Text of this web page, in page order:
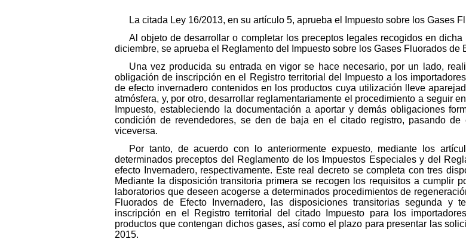
La citada Ley 16/2013, en su artículo 5, aprueba el Impuesto sobre los Gases
Al objeto de desarrollar o completar los preceptos legales recogidos en
diciembre, se aprueba el Reglamento del Impuesto sobre los Gases Fluorados de
Una vez producida su entrada en vigor se hace necesario, por un lado,
obligación de inscripción en el Registro territorial del Impuesto a los
de efecto invernadero contenidos en los productos cuya utilización lleve
atmósfera, y, por otro, desarrollar reglamentariamente el procedimiento a seguir
Impuesto, estableciendo la documentación a aportar y demás obligaciones
condición de revendedores, se den de baja en el citado registro, pasando
viceversa.
Por tanto, de acuerdo con lo anteriormente expuesto, mediante los
determinados preceptos del Reglamento de los Impuestos Especiales y del
efecto Invernadero, respectivamente. Este real decreto se completa con tres
Mediante la disposición transitoria primera se recogen los requisitos a cumplir
laboratorios que deseen acogerse a determinados procedimientos de
Fluorados de Efecto Invernadero, las disposiciones transitorias segunda y
inscripción en el Registro territorial del citado Impuesto para los
productos que contengan dichos gases, así como el plazo para presentar las
2015.